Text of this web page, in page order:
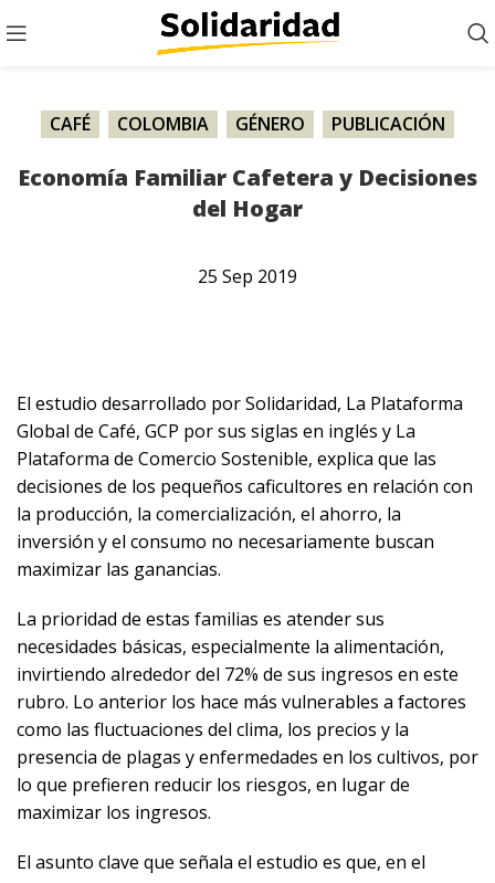
CAFÉ COLOMBIA GÉNERO PUBLICACIÓN
Economía Familiar Cafetera y Decisiones
del Hogar
25 Sep 2019
El estudio desarrollado por Solidaridad, La Plataforma
Global de Café, GCP por sus siglas en inglés y La
Plataforma de Comercio Sostenible, explica que las
decisiones de los pequeños caficultores en relación con
la producción, la comercialización, el ahorro, la
inversión y el consumo no necesariamente buscan
maximizar las ganancias.
La prioridad de estas familias es atender sus
necesidades básicas, especialmente la alimentación,
invirtiendo alrededor del 72% de sus ingresos en este
rubro. Lo anterior los hace más vulnerables a factores
como las fluctuaciones del clima, los precios y la
presencia de plagas y enfermedades en los cultivos, por
lo que prefieren reducir los riesgos, en lugar de
maximizar los ingresos.
El asunto clave que señala el estudio es que, en el